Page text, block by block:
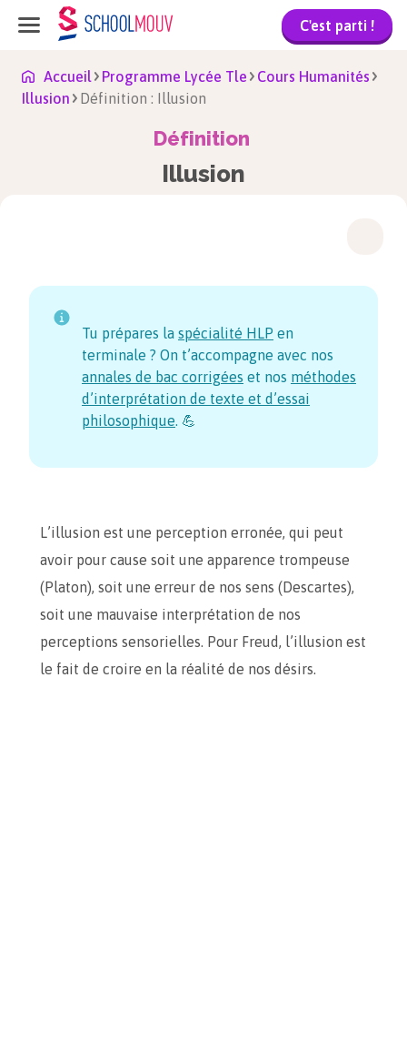
C'est parti !
Accueil Programme Lycée Tle
Cours Humanités
Illusion
Définition : Illusion
Définition
Illusion
Tu prépares la spécialité HLP en
terminale ? On t’accompagne avec nos
annales de bac corrigées et nos méthodes
d’interprétation de texte et d’essai
philosophique. 💪
L’illusion est une perception erronée, qui peut
avoir pour cause soit une apparence trompeuse
(Platon), soit une erreur de nos sens (Descartes),
soit une mauvaise interprétation de nos
perceptions sensorielles. Pour Freud, l’illusion est
le fait de croire en la réalité de nos désirs.